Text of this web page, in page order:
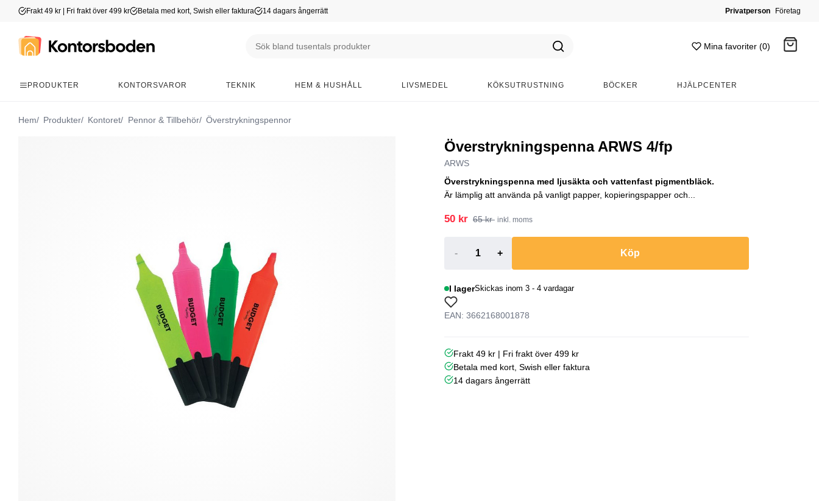
Frakt 49 kr | Fri frakt över 499 kr Betala med kort, Swish eller faktura 14 dagars ångerrätt Privatperson Företag
Mina favoriter (0)
PRODUKTER KONTORSVAROR TEKNIK HEM & HUSHÅLL LIVSMEDEL KÖKSUTRUSTNING BÖCKER HJÄLPCENTER
Hem Produkter Kontoret Pennor & Tillbehör Överstrykningspennor
Överstrykningspenna ARWS 4/fp
ARWS
Överstrykningspenna med ljusäkta och vattenfast pigmentbläck.
Är lämplig att använda på vanligt papper, kopieringspapper och...
50 kr 65 kr inkl. moms
- + Köp
I lagerSkickas inom 3 - 4 vardagar
EAN: 3662168001878
Frakt 49 kr | Fri frakt över 499 kr
Betala med kort, Swish eller faktura
14 dagars ångerrätt